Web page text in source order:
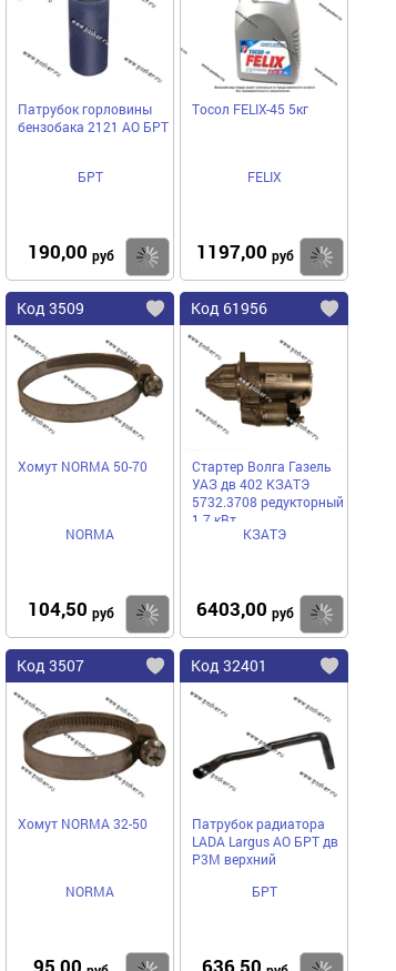
Патрубок горловины
бензобака 2121 АО БРТ
БРТ
190,00 руб Купить
Тосол FELIX-45 5кг
FELIX
1197,00 руб
Код 3509
Хомут NORMA 50-70
NORMA
104,50 руб Купить
Код 61956
Стартер Волга Газель
УАЗ дв 402 КЗАТЭ
5732.3708 редукторный
1.7 кВт
КЗАТЭ
6403,00 руб
Код 3507
Хомут NORMA 32-50
NORMA
95,00
Код 32401
Патрубок радиатора
LADA Largus АО БРТ дв
Р3М верхний
БРТ
636,50